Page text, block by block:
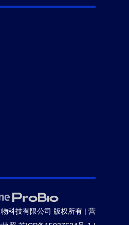
科技有限公司 版权所有 | 营